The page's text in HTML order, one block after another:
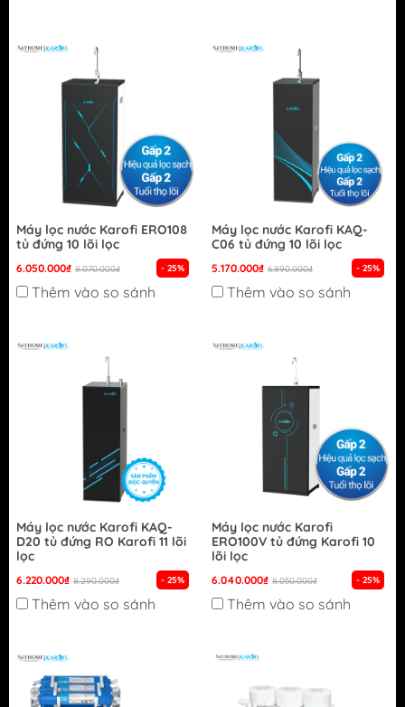
Máy lọc nước Karofi ERO108
tủ đứng 10 lõi lọc
6.050.000₫ 8.070.000₫ - 25%
Thêm vào so sánh
Máy lọc nước Karofi KAQ-
C06 tủ đứng 10 lõi lọc
5.170.000₫ 6.890.000₫ - 25%
Thêm vào so sánh
Máy lọc nước Karofi KAQ-
D20 tủ đứng RO Karofi 11 lõi
lọc
6.220.000₫ 8.290.000₫ - 25%
Thêm vào so sánh
Máy lọc nước Karofi
ERO100V tủ đứng Karofi 10
lõi lọc
6.040.000₫ 8.050.000₫ - 25%
Thêm vào so sánh